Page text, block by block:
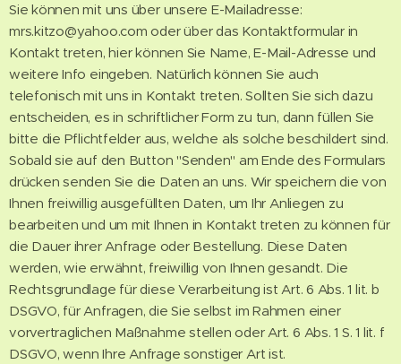
Sie können mit uns über unsere E-Mailadresse:
mrs.kitzo@yahoo.com oder über das Kontaktformular in
Kontakt treten, hier können Sie Name, E-Mail-Adresse und
weitere Info eingeben. Natürlich können Sie auch
telefonisch mit uns in Kontakt treten. Sollten Sie sich dazu
entscheiden, es in schriftlicher Form zu tun, dann füllen Sie
bitte die Pflichtfelder aus, welche als solche beschildert sind.
Sobald sie auf den Button "Senden" am Ende des Formulars
drücken senden Sie die Daten an uns. Wir speichern die von
Ihnen freiwillig ausgefüllten Daten, um Ihr Anliegen zu
bearbeiten und um mit Ihnen in Kontakt treten zu können für
die Dauer ihrer Anfrage oder Bestellung. Diese Daten
werden, wie erwähnt, freiwillig von Ihnen gesandt. Die
Rechtsgrundlage für diese Verarbeitung ist Art. 6 Abs. 1 lit. b
DSGVO, für Anfragen, die Sie selbst im Rahmen einer
vorvertraglichen Maßnahme stellen oder Art. 6 Abs. 1 S. 1 lit. f
DSGVO, wenn Ihre Anfrage sonstiger Art ist.